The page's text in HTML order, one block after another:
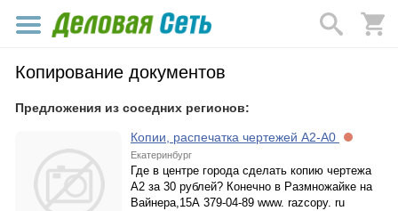
Копирование документов
Предложения из соседних регионов:
Копии, распечатка чертежей А2-А0
Екатеринбург
Где в центре города сделать копию чертежа
А2 за 30 рублей? Конечно в Размножайке на
Вайнера,15А 379-04-89 www. razcopy. ru